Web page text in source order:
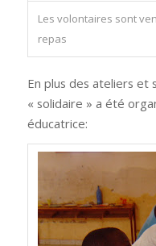
Les volontaires sont
repas
En plus des ateliers et
« solidaire » a été
éducatrice: